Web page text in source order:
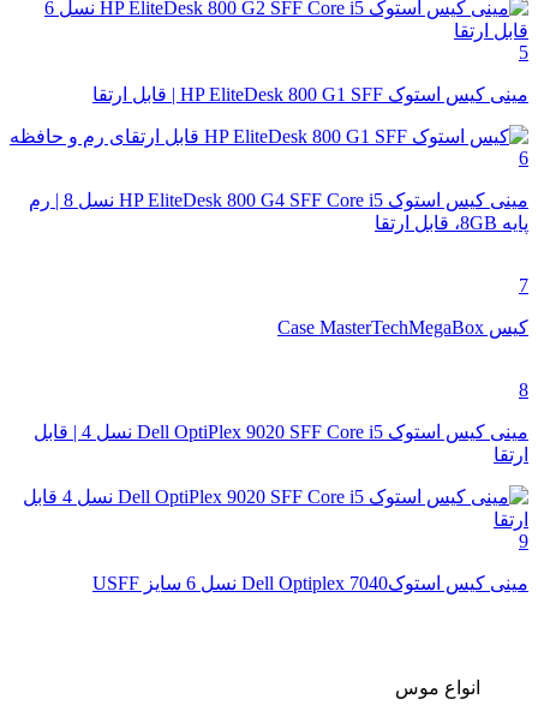
5
مینی کیس استوک HP EliteDesk 800 G1 SFF | قابل ارتقا
6
مینی کیس استوک HP EliteDesk 800 G4 SFF Core i5 نسل 8 | رم
پایه 8GB، قابل ارتقا
7
کیس Case MasterTechMegaBox
8
مینی کیس استوک Dell OptiPlex 9020 SFF Core i5 نسل 4 | قابل
ارتقا
9
مینی کیس استوکDell Optiplex 7040 نسل 6 سایز USFF
انواع موس